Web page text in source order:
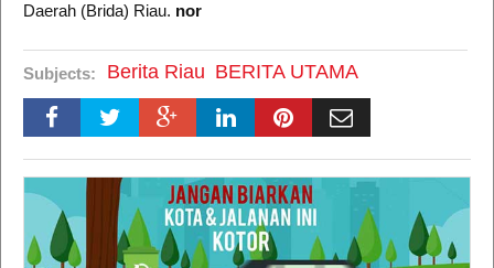
Daerah (Brida) Riau. nor
Subjects: Berita Riau BERITA UTAMA